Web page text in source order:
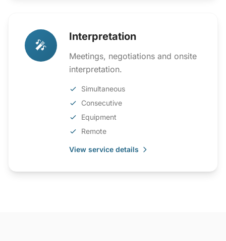
🎤
Interpretation
Meetings, negotiations and onsite
interpretation.
Simultaneous
Consecutive
Equipment
Remote
View service details